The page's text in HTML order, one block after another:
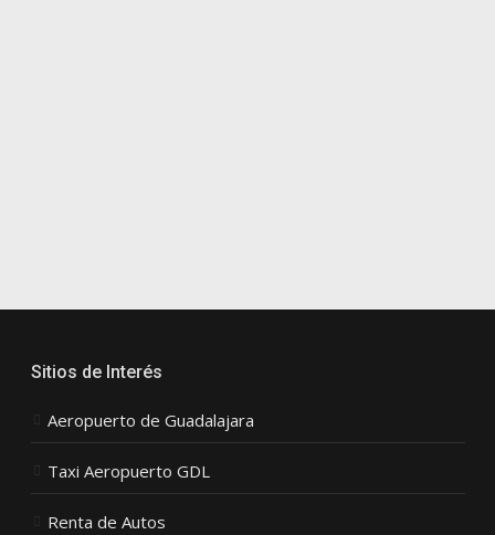
Sitios de Interés
Aeropuerto de Guadalajara
Taxi Aeropuerto GDL
Renta de Autos